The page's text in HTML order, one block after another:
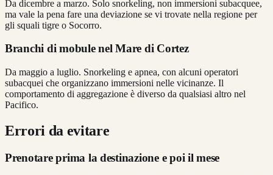
Da dicembre a marzo. Solo snorkeling, non immersioni subacquee,
ma vale la pena fare una deviazione se vi trovate nella regione per
gli squali tigre o Socorro.
Branchi di mobule nel Mare di Cortez
Da maggio a luglio. Snorkeling e apnea, con alcuni operatori
subacquei che organizzano immersioni nelle vicinanze. Il
comportamento di aggregazione è diverso da qualsiasi altro nel
Pacifico.
Errori da evitare
Prenotare prima la destinazione e poi il mese